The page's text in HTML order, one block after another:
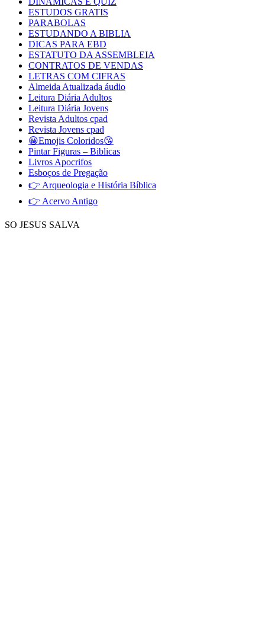
ESTUDOS GRATIS
PARABOLAS
ESTUDANDO A BIBLIA
DICAS PARA EBD
ESTATUTO DA ASSEMBLEIA
CONTRATOS DE VENDAS
LETRAS COM CIFRAS
Almeida Atualizada áudio
Leitura Diária Adultos
Leitura Diária Jovens
Revista Adultos cpad
Revista Jovens cpad
😀Emojis Coloridos😘
Pintar Figuras – Biblicas
Livros Apocrifos
Esboços de Pregação
👉 Arqueologia e História Bíblica
👉 Acervo Antigo
SO JESUS SALVA